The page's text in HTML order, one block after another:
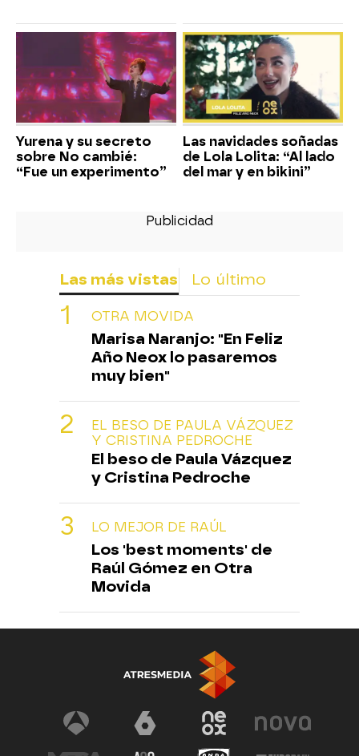
Yurena y su secreto
sobre No cambié:
“Fue un experimento”
Las navidades soñadas
de Lola Lolita: “Al lado
del mar y en bikini”
Las más vistas Lo último
OTRA MOVIDA
Marisa Naranjo: "En Feliz
Año Neox lo pasaremos
muy bien"
EL BESO DE PAULA VÁZQUEZ
Y CRISTINA PEDROCHE
El beso de Paula Vázquez
y Cristina Pedroche
LO MEJOR DE RAÚL
Los 'best moments' de
Raúl Gómez en Otra
Movida